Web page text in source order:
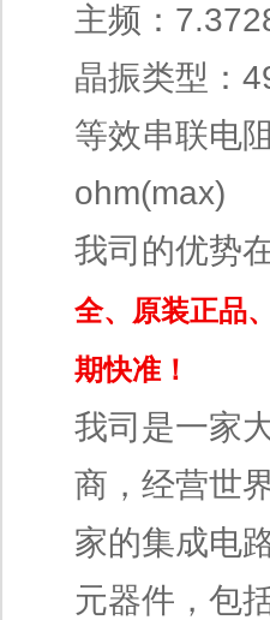
主频：
晶振类型：
等效串联电
ohm(max)
我司的优势
全、原装正品
期快准！
我司是一家
商，经营世
家的集成电
元器件，包